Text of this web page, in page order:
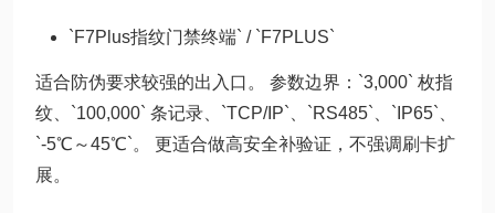
`F7Plus指纹门禁终端` / `F7PLUS`
适合防伪要求较强的出入口。 参数边界：`3,000` 枚指
纹、`100,000` 条记录、`TCP/IP`、`RS485`、`IP65`、
`-5℃～45℃`。 更适合做高安全补验证，不强调刷卡扩
展。